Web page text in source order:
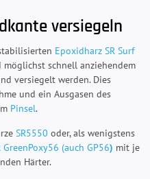
versiegeln
Epoxidharz SR Surf
möglichst schnell anziehendem
versiegelt werden. Dies
und ein Ausgasen des
Pinsel.
SR5550 oder, als wenigstens
GreenPoxy56 (auch GP56) mit je
Härter.